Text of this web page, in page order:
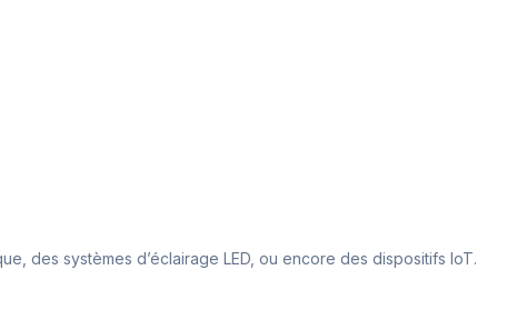
des systèmes d’éclairage LED, ou encore des dispositifs IoT.